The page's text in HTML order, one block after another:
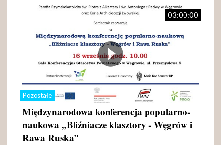
Pozostałe
03:00:00
Międzynarodowa konferencja popularno-
naukowa „Bliźniacze klasztory - Węgrów i
Rawa Ruska"